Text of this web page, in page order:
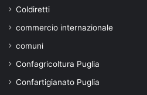
Coldiretti
commercio internazionale
comuni
Confagricoltura Puglia
Confartigianato Puglia